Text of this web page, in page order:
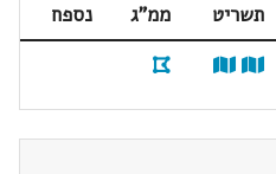
תשריט ממ"ג
נספח